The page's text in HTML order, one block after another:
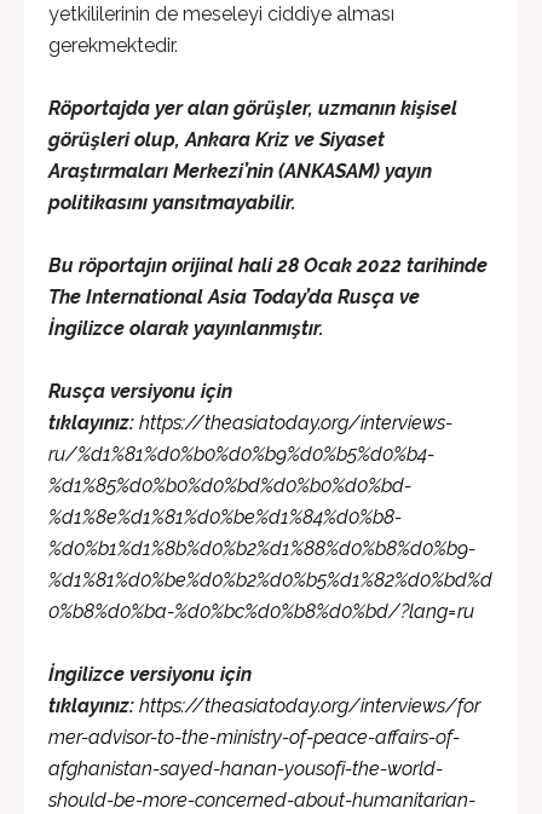
yetkililerinin de meseleyi ciddiye alması
gerekmektedir.
Röportajda yer alan görüşler, uzmanın kişisel
görüşleri olup, Ankara Kriz ve Siyaset
Araştırmaları Merkezi’nin (ANKASAM) yayın
politikasını yansıtmayabilir.
Bu röportajın orijinal hali 28 Ocak 2022 tarihinde
The International Asia Today’da Rusça ve
İngilizce olarak yayınlanmıştır.
Rusça versiyonu için
tıklayınız: https://theasiatoday.org/interviews-
ru/%d1%81%d0%b0%d0%b9%d0%b5%d0%b4-
%d1%85%d0%b0%d0%bd%d0%b0%d0%bd-
%d1%8e%d1%81%d0%be%d1%84%d0%b8-
%d0%b1%d1%8b%d0%b2%d1%88%d0%b8%d0%b9-
%d1%81%d0%be%d0%b2%d0%b5%d1%82%d0%bd%d
0%b8%d0%ba-%d0%bc%d0%b8%d0%bd/?lang=ru
İngilizce versiyonu için
tıklayınız: https://theasiatoday.org/interviews/for
mer-advisor-to-the-ministry-of-peace-affairs-of-
afghanistan-sayed-hanan-yousofi-the-world-
should-be-more-concerned-about-humanitarian-